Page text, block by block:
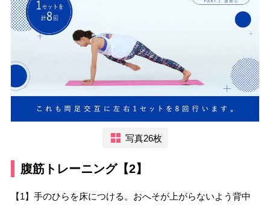
写真26枚
腹筋トレーニング【2】
【1】手のひらを床につける。おへそが上がらないよう背中